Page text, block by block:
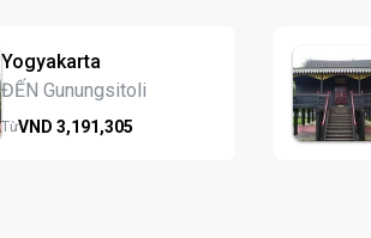
Yogyakarta
ĐẾN Gunungsitoli
TừVND 3,191,305